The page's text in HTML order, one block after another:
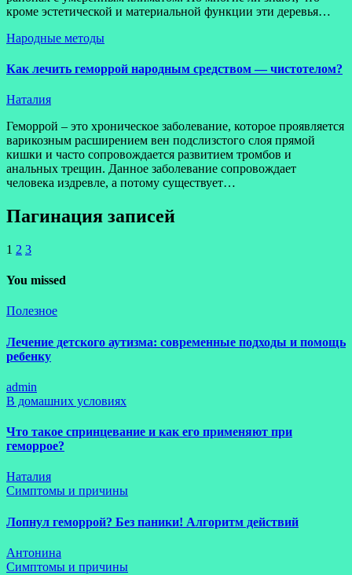
кроме эстетической и материальной функции эти деревья…
Народные методы
Как лечить геморрой народным средством — чистотелом?
Наталия
Геморрой – это хроническое заболевание, которое проявляется
варикозным расширением вен подслизстого слоя прямой
кишки и часто сопровождается развитием тромбов и
анальных трещин. Данное заболевание сопровождает
человека издревле, а потому существует…
Пагинация записей
1 2 3
You missed
Полезное
Лечение детского аутизма: современные подходы и помощь
ребенку
admin
В домашних условиях
Что такое спринцевание и как его применяют при
геморрое?
Наталия
Симптомы и причины
Лопнул геморрой? Без паники! Алгоритм действий
Антонина
Симптомы и причины